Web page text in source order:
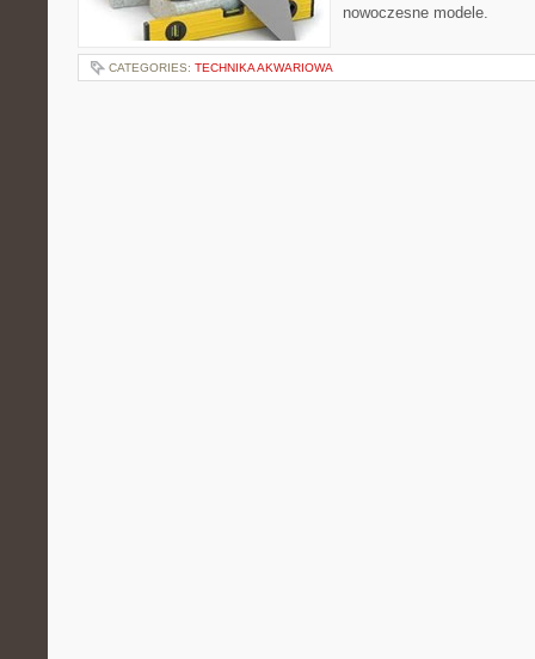
nowoczesne modele.
CATEGORIES: TECHNIKA AKWARIOWA